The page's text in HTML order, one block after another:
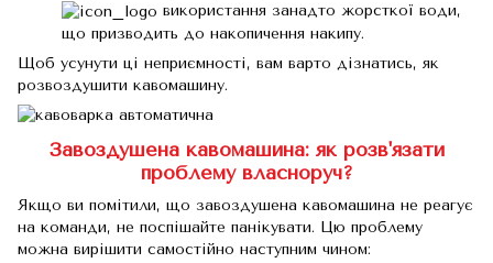
використання занадто жорсткої води,
що призводить до накопичення накипу.
Щоб усунути ці неприємності, вам варто дізнатись, як
розвоздушити кавомашину.
Завоздушена кавомашина: як розв'язати
проблему власноруч?
Якщо ви помітили, що завоздушена кавомашина не реагує
на команди, не поспішайте панікувати. Цю проблему
можна вирішити самостійно наступним чином: